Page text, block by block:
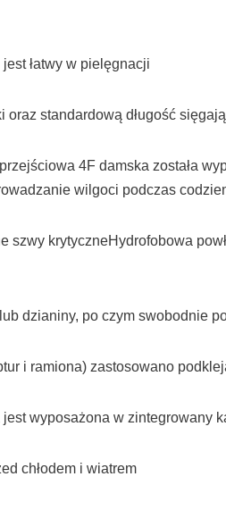
łatwy w pielęgnacji
standardową długość
4F damska została
wilgoci podczas
krytyczneHydrofobowa
dzianiny, po czym swobodnie
i ramiona) zastosowano
wyposażona w zintegrowany
chłodem i wiatrem